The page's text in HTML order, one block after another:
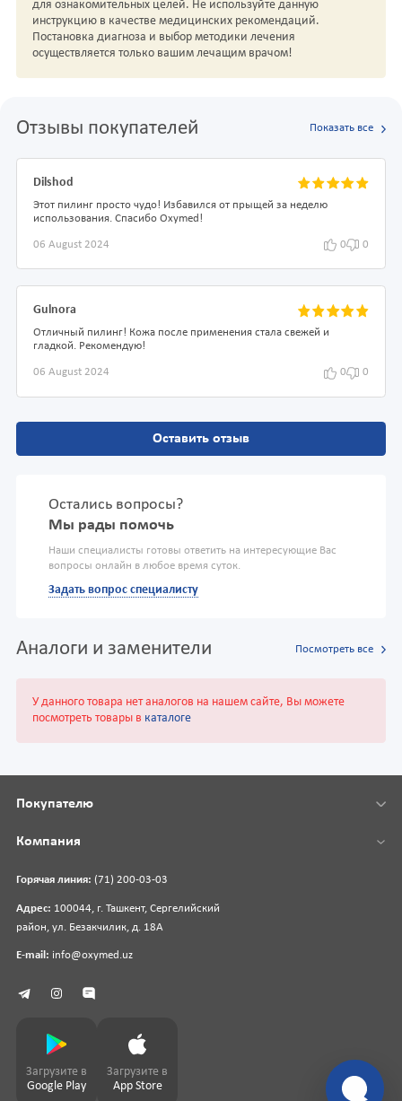
для ознакомительных целей. Не используйте данную
инструкцию в качестве медицинских рекомендаций.
Постановка диагноза и выбор методики лечения
осуществляется только вашим лечащим врачом!
Отзывы покупателей Показать все
Dilshod
Этот пилинг просто чудо! Избавился от прыщей за неделю
использования. Спасибо Oxymed!
06 August 2024 0 0
Gulnora
Отличный пилинг! Кожа после применения стала свежей и
гладкой. Рекомендую!
06 August 2024 0 0
Оставить отзыв
Остались вопросы?
Мы рады помочь
Наши специалисты готовы ответить на интересующие Вас
вопросы онлайн в любое время суток.
Задать вопрос специалисту
Аналоги и заменители Посмотреть все
У данного товара нет аналогов на нашем сайте, Вы можете
посмотреть товары в каталоге
Горячая линия: (71) 200-03-03
Адрес: 100044, г. Ташкент, Сергелийский
район, ул. Безакчилик, д. 18А
E-mail: info@oxymed.uz
Покупателю
Компания
Загрузите в
Google Play
Загрузите в
App Store